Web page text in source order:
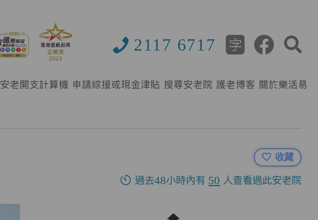
2117 6717
安老開支計算機 申請綜援或現金津貼 搜尋安老院 護老博客 關於樂活易
收藏
過去48小時內有 50 人查看過此安老院